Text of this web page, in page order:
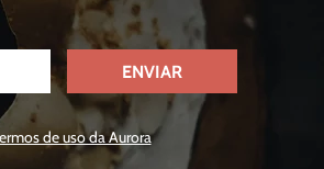
ENVIAR
de uso da Aurora